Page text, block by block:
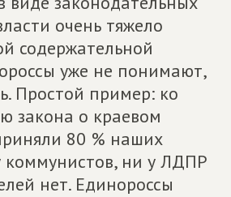
очень тяжело
содержательной
уже не понимают,
Простой пример: ко
закона о краевом
80 % наших
коммунистов, ни у ЛДПР
нет. Единороссы